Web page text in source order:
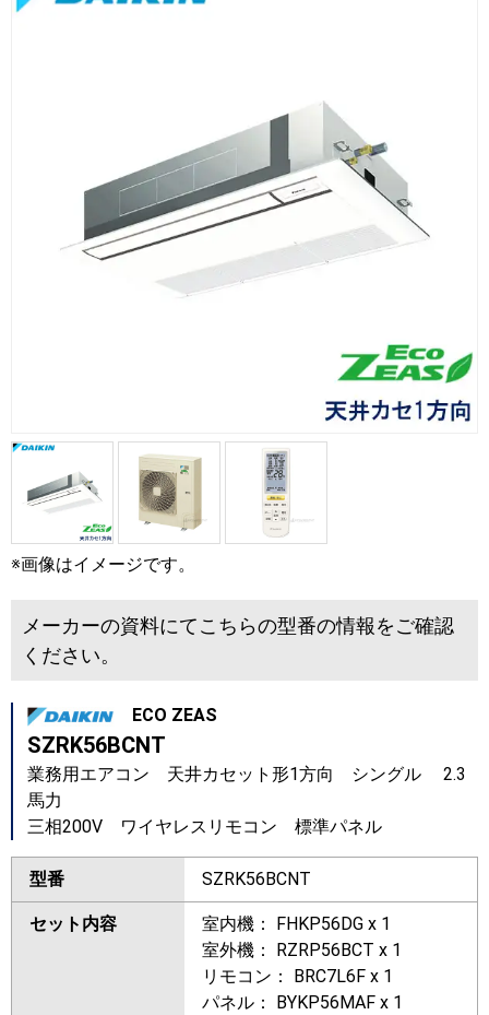
※画像はイメージです。
メーカーの資料にてこちらの型番の情報をご確認
ください。
ECO ZEAS
SZRK56BCNT
業務用エアコン 天井カセット形1方向 シングル 2.3
馬力
三相200V ワイヤレスリモコン 標準パネル
型番 SZRK56BCNT
セット内容
室内機： FHKP56DG x 1
室外機： RZRP56BCT x 1
リモコン： BRC7L6F x 1
パネル： BYKP56MAF x 1